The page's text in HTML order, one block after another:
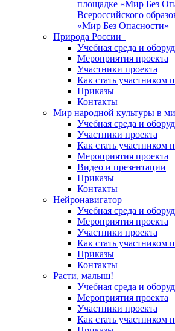
площадке «Мир Без
Всероссийского
«Мир Без Опасности»
Природа России
Учебная среда и
Мероприятия проекта
Участники проекта
Как стать участником
Приказы
Контакты
Мир народной культуры в
Учебная среда и
Участники проекта
Как стать участником
Мероприятия проекта
Видео и презентации
Приказы
Контакты
Нейронавигатор
Учебная среда и
Мероприятия проекта
Участники проекта
Как стать участником
Приказы
Контакты
Расти, малыш!
Учебная среда и
Мероприятия проекта
Участники проекта
Как стать участником